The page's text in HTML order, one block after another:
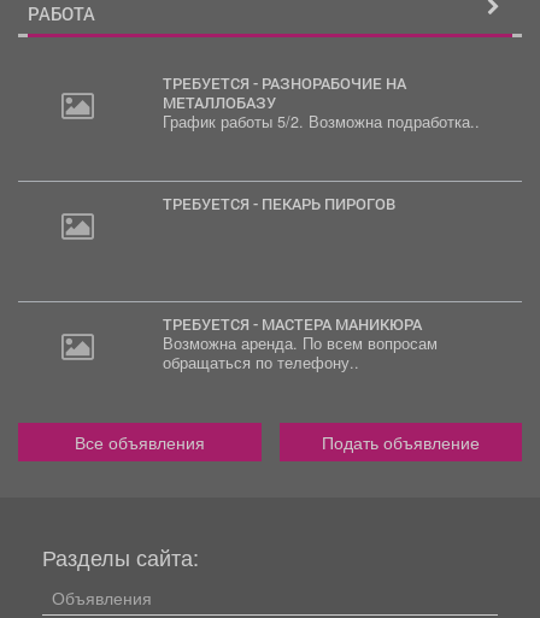
РАБОТА
ТРЕБУЕТСЯ - РАЗНОРАБОЧИЕ НА
МЕТАЛЛОБАЗУ
График работы 5/2. Возможна подработка..
ТРЕБУЕТСЯ - ПЕКАРЬ ПИРОГОВ
ТРЕБУЕТСЯ - МАСТЕРА МАНИКЮРА
Возможна аренда. По всем вопросам
обращаться по телефону..
Все объявления Подать объявление
Разделы сайта:
Объявления